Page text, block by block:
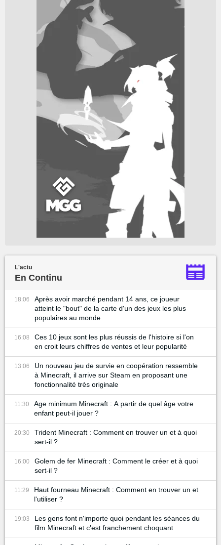
L'actu
En Continu
18:06
Après avoir marché pendant 14 ans, ce joueur
atteint le "bout" de la carte d'un des jeux les plus
populaires au monde
16:08
Ces 10 jeux sont les plus réussis de l'histoire si l'on
en croit leurs chiffres de ventes et leur popularité
13:06
Un nouveau jeu de survie en coopération ressemble
à Minecraft, il arrive sur Steam en proposant une
fonctionnalité très originale
11:30
Age minimum Minecraft : A partir de quel âge votre
enfant peut-il jouer ?
20:30
Trident Minecraft : Comment en trouver un et à quoi
sert-il ?
16:00
Golem de fer Minecraft : Comment le créer et à quoi
sert-il ?
11:29
Haut fourneau Minecraft : Comment en trouver un et
l'utiliser ?
19:03
Les gens font n'importe quoi pendant les séances du
film Minecraft et c'est franchement choquant